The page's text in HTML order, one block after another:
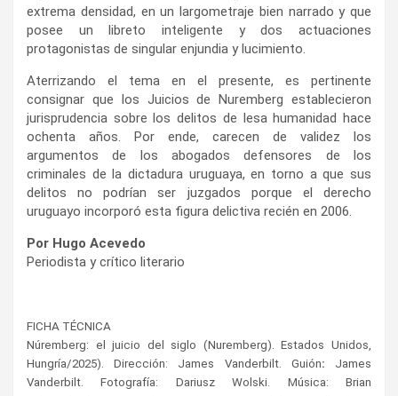
extrema densidad, en un largometraje bien narrado y que
posee un libreto inteligente y dos actuaciones
protagonistas de singular enjundia y lucimiento.
Aterrizando el tema en el presente, es pertinente
consignar que los Juicios de Nuremberg establecieron
jurisprudencia sobre los delitos de lesa humanidad hace
ochenta años. Por ende, carecen de validez los
argumentos de los abogados defensores de los
criminales de la dictadura uruguaya, en torno a que sus
delitos no podrían ser juzgados porque el derecho
uruguayo incorporó esta figura delictiva recién en 2006.
Por Hugo Acevedo
Periodista y crítico literario
FICHA TÉCNICA
Núremberg: el juicio del siglo (Nuremberg). Estados Unidos,
Hungría/2025).Dirección: James Vanderbilt. Guión: James
Vanderbilt.Fotografía: Dariusz Wolski. Música: Brian